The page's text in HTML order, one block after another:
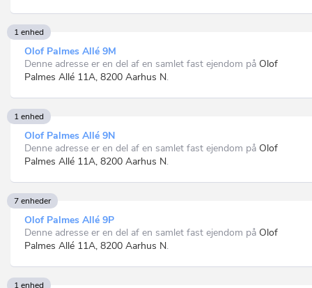
1 enhed
Olof Palmes Allé 9M
Denne adresse er en del af en samlet fast ejendom på Olof
Palmes Allé 11A, 8200 Aarhus N.
1 enhed
Olof Palmes Allé 9N
Denne adresse er en del af en samlet fast ejendom på Olof
Palmes Allé 11A, 8200 Aarhus N.
7 enheder
Olof Palmes Allé 9P
Denne adresse er en del af en samlet fast ejendom på Olof
Palmes Allé 11A, 8200 Aarhus N.
1 enhed